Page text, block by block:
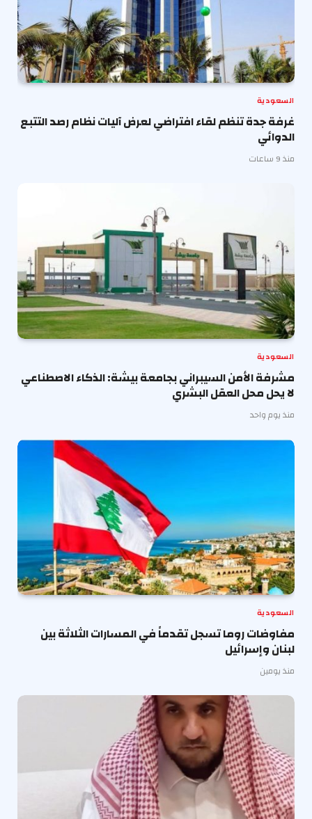
السعودية
غرفة جدة تنظم لقاء افتراضي لعرض آليات نظام رصد التتبع
الدوائي
منذ 9 ساعات
السعودية
مشرفة الأمن السيبراني بجامعة بيشة: الذكاء الاصطناعي
لا يحل محل العقل البشري
منذ يوم واحد
السعودية
مفاوضات روما تسجل تقدماً في المسارات الثلاثة بين
لبنان وإسرائيل
منذ يومين